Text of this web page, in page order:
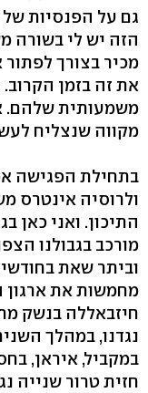
גם על הפנסיות של
הזה יש לי בשורה
מכיר בצורך
את זה בזמן
משמעותית שלהם.
מקווה שנצליח
בתחילת הפגישה
ולרוסיה אינטרס
התיכון. ואני כאן
מורכב בגבולנו
וביתר שאת
מחמשות את ארגון
חיזבאללה בנשק
נגדנו, במהלך
במקביל, איראן,
חזית טרור שנייה